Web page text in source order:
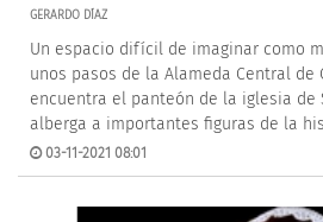
GERARDO DÍAZ
Un espacio difícil de imaginar como
unos pasos de la Alameda Central de
encuentra el panteón de la iglesia de
alberga a importantes figuras de la
03-11-2021 08:01